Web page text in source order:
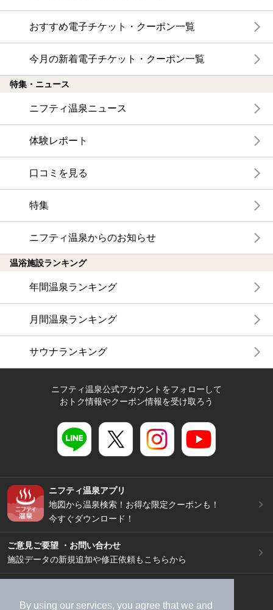
By using our services, you agree that we and
おすすめ電子チケット・クーポン一覧
今月の新着電子チケット・クーポン一覧
特集・ニュース
ニフティ温泉ニュース
体験レポート
口コミを見る
特集
ニフティ温泉からのお知らせ
温浴施設ランキング
年間温泉ランキング
月間温泉ランキング
サウナランキング
ニフティ温泉公式アカウントをフォローして
おトク情報やクーポン情報を受け取ろう
ニフティ温泉アプリ
地図から温泉検索！お得な限定クーポンも！
今すぐダウンロード！
ご意見ご要望 ・お問い合わせ
施設データの新規追加や修正依頼もこちらから
加盟店募集（資料請求）
広告出稿のご案内